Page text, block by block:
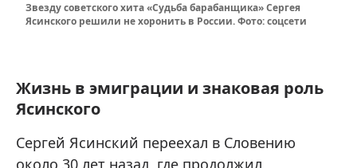
Звезду советского хита «Судьба барабанщика» Сергея
Ясинского решили не хоронить в России. Фото: соцсети
Жизнь в эмиграции и знаковая роль
Ясинского
Сергей Ясинский переехал в Словению
около 30 лет назад, где продолжил